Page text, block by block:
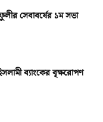
সেবাবর্ষের ১ম সভা
ব্যাংকের বৃক্ষরোপণ